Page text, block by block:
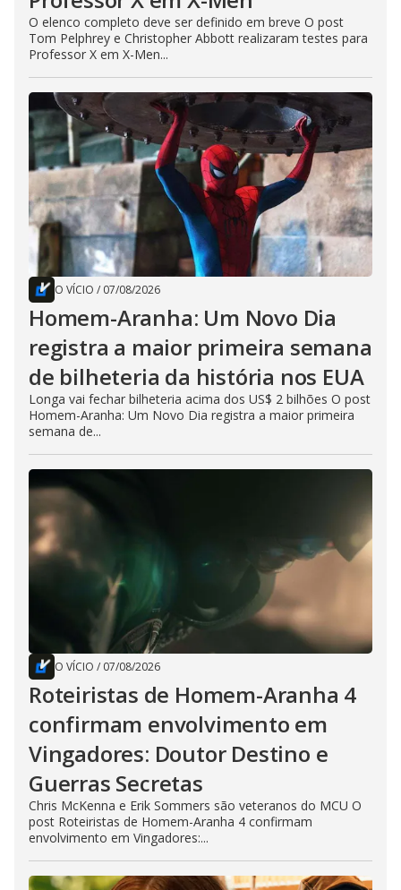
O elenco completo deve ser definido em breve O post
Tom Pelphrey e Christopher Abbott realizaram testes para
Professor X em X-Men...
O VÍCIO / 07/08/2026
Homem-Aranha: Um Novo Dia
registra a maior primeira semana
de bilheteria da história nos EUA
Longa vai fechar bilheteria acima dos US$ 2 bilhões O post
Homem-Aranha: Um Novo Dia registra a maior primeira
semana de...
O VÍCIO / 07/08/2026
Roteiristas de Homem-Aranha 4
confirmam envolvimento em
Vingadores: Doutor Destino e
Guerras Secretas
Chris McKenna e Erik Sommers são veteranos do MCU O
post Roteiristas de Homem-Aranha 4 confirmam
envolvimento em Vingadores:...